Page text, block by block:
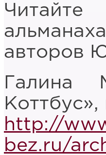
авторов
Галина
http://
bez.ru/